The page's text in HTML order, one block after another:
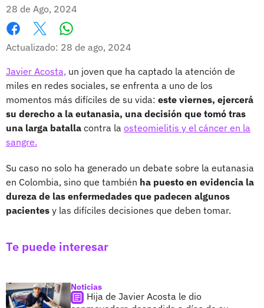
28 de Ago, 2024
Facebook
X
Actualizado: 28 de ago, 2024
Javier Acosta, un joven que ha captado la atención de
miles en redes sociales, se enfrenta a uno de los
momentos más difíciles de su vida: este viernes, ejercerá
su derecho a la eutanasia, una decisión que tomó tras
una larga batalla contra la osteomielitis y el cáncer en la
sangre.
Su caso no solo ha generado un debate sobre la eutanasia
en Colombia, sino que también ha puesto en evidencia la
dureza de las enfermedades que padecen algunos
pacientes y las difíciles decisiones que deben tomar.
Te puede interesar
Noticias
Hija de Javier Acosta le dio